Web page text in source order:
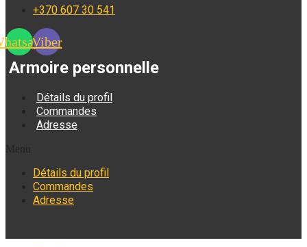
+370 607 30 541
Viber
Armoire personnelle
Détails du profil
Commandes
Adresse
Détails du profil
Commandes
Adresse